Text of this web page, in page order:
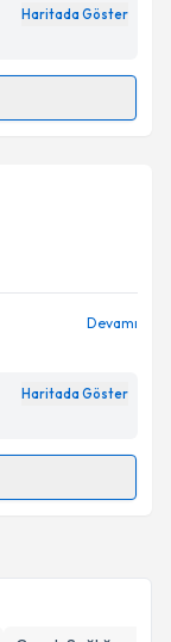
Aydınlatma
belirtilen
Haritada Göster
almanız
belirtilen
Devamı
Haritada Göster